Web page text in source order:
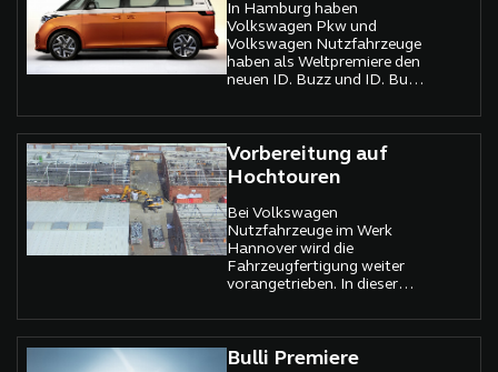
In Hamburg haben
Volkswagen Pkw und
Volkswagen Nutzfahrzeuge
haben als Weltpremiere den
neuen ID. Buzz und ID. Buzz
Vorbereitung auf
Hochtouren
Bei Volkswagen
Nutzfahrzeuge im Werk
Hannover wird die
Fahrzeugfertigung weiter
vorangetrieben. In dieser
Wochen Produktionsruhe
die Produktion des T6.1.
Bulli Premiere